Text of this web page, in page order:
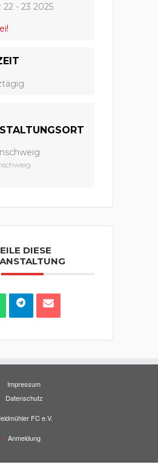
22 - 23 2025
DIESE
Impressum
Datenschutz
FC e.V.
Anmeldung